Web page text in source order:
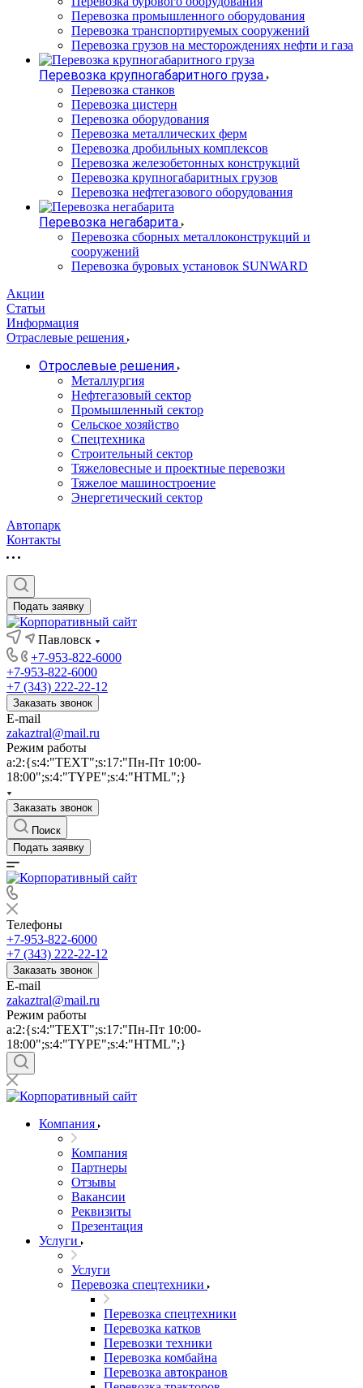
Перевозка промышленного оборудования
Перевозка транспортируемых сооружений
Перевозка грузов на месторождениях нефти и газа
Перевозка крупногабаритного груза
Перевозка станков
Перевозка цистерн
Перевозка оборудования
Перевозка металлических ферм
Перевозка дробильных комплексов
Перевозка железобетонных конструкций
Перевозка крупногабаритных грузов
Перевозка нефтегазового оборудования
Перевозка негабарита
Перевозка сборных металлоконструкций и
сооружений
Перевозка буровых установок SUNWARD
Акции
Статьи
Информация
Отраслевые решения
Отрослевые решения
Металлургия
Нефтегазовый сектор
Промышленный сектор
Сельское хозяйство
Спецтехника
Строительный сектор
Тяжеловесные и проектные перевозки
Тяжелое машиностроение
Энергетический сектор
Автопарк
Контакты
Подать заявку
Павловск
+7-953-822-6000
+7-953-822-6000
+7 (343) 222-22-12
Заказать звонок
E-mail
zakaztral@mail.ru
Режим работы
a:2:{s:4:"TEXT";s:17:"Пн-Пт 10:00-
18:00";s:4:"TYPE";s:4:"HTML";}
Заказать звонок
Поиск
Подать заявку
Телефоны
+7-953-822-6000
+7 (343) 222-22-12
Заказать звонок
E-mail
zakaztral@mail.ru
Режим работы
a:2:{s:4:"TEXT";s:17:"Пн-Пт 10:00-
18:00";s:4:"TYPE";s:4:"HTML";}
Компания
Компания
Партнеры
Отзывы
Вакансии
Реквизиты
Презентация
Услуги
Услуги
Перевозка спецтехники
Перевозка спецтехники
Перевозка катков
Перевозки техники
Перевозка комбайна
Перевозка автокранов